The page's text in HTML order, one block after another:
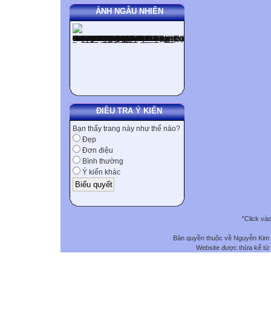
ẢNH NGẪU NHIÊN
ĐIỀU TRA Ý KIẾN
Bạn thấy trang này như thế nào?
Đẹp
Đơn điệu
Bình thường
Ý kiến khác
"Click
Bản quyền thuộc về Nguyễn
Website được thừa kế từ